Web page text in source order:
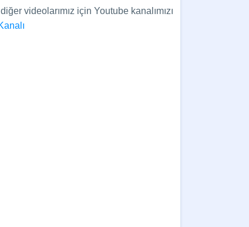
videolarımız için Youtube kanalımızı